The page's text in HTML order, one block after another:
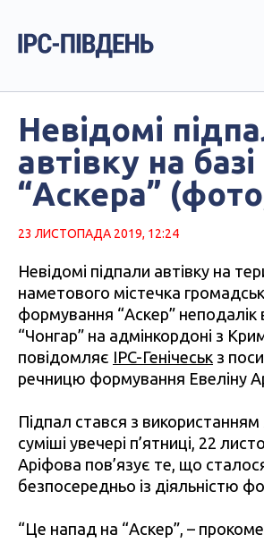
Невідомі
автівку на базі
“Аскера”
23 ЛИСТОПАДА 2019, 12:24
Невідомі підпали автівку на
наметового містечка
формування “Аскер” неподалік
“Чонгар” на адмінкордоні з
повідомляє IPC-Генічеськ з
речницю формування Евеліну
Підпал стався з використанням
суміші увечері п’ятниці, 22
Аріфова пов’язує те, що
безпосередньо із діяльністю
“Це напад на “Аскер”, –